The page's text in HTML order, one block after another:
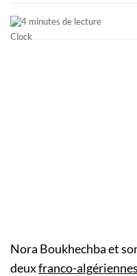
4 minutes de lecture
Nora Boukhechba et
deuxfranco-algériennes